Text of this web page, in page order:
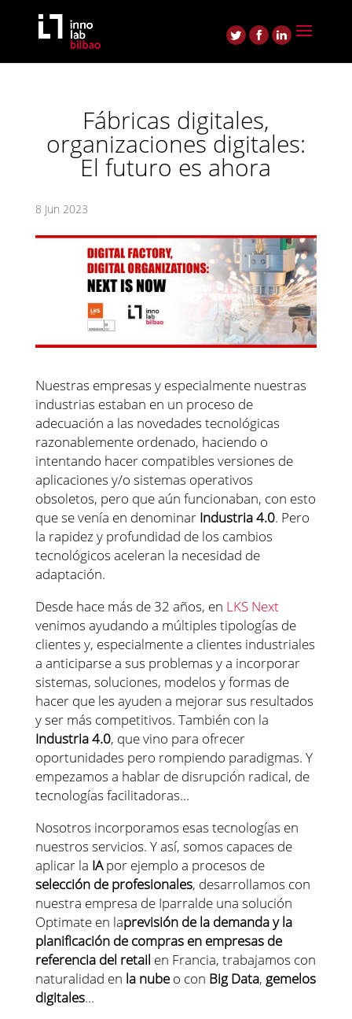
Fábricas digitales,
organizaciones digitales:
El futuro es ahora
8 Jun 2023
Nuestras empresas y especialmente nuestras
industrias estaban en un proceso de
adecuación a las novedades tecnológicas
razonablemente ordenado, haciendo o
intentando hacer compatibles versiones de
aplicaciones y/o sistemas operativos
obsoletos, pero que aún funcionaban, con esto
que se venía en denominarIndustria 4.0. Pero
la rapidez y profundidad de los cambios
tecnológicos aceleran la necesidad de
adaptación.
Desde hace más de 32 años, en LKS Next
venimos ayudando a múltiples tipologías de
clientes y, especialmente a clientes industriales
a anticiparse a sus problemas y a incorporar
sistemas, soluciones, modelos y formas de
hacer que les ayuden a mejorar sus resultados
y ser más competitivos. También con la
Industria 4.0, que vino para ofrecer
oportunidades pero rompiendo paradigmas. Y
empezamos a hablar de disrupción radical, de
tecnologías facilitadoras…
Nosotros incorporamos esas tecnologías en
nuestros servicios. Y así, somos capaces de
aplicar la IApor ejemplo a procesos de
selección de profesionales, desarrollamos con
nuestra empresa de Iparralde una solución
Optimate en laprevisión de la demanda y la
planificación de compras en empresas de
referencia del retail en Francia, trabajamos con
naturalidad en la nubeo con Big Data, gemelos
digitales…